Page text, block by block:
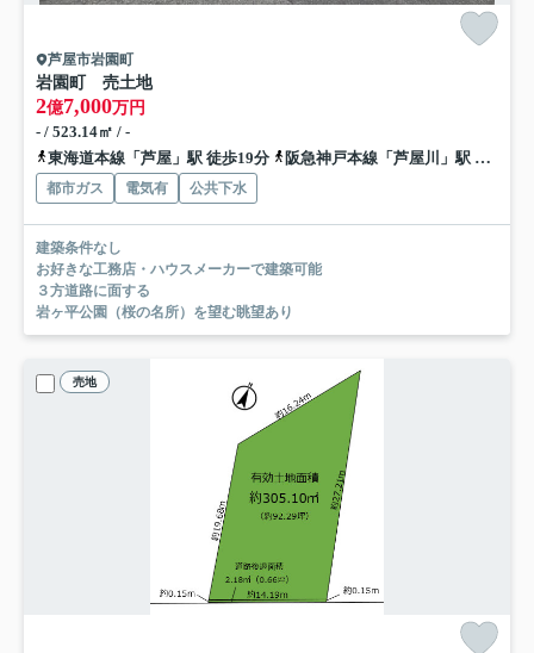
芦屋市岩園町
岩園町 売土地
2億7,000万円
- / 523.14㎡ / -
東海道本線「芦屋」駅 徒歩19分
阪急神戸本線「芦屋川」駅 徒歩21分
都市ガス 電気有 公共下水
建築条件なし
お好きな工務店・ハウスメーカーで建築可能
３方道路に面する
岩ヶ平公園（桜の名所）を望む眺望あり
売地